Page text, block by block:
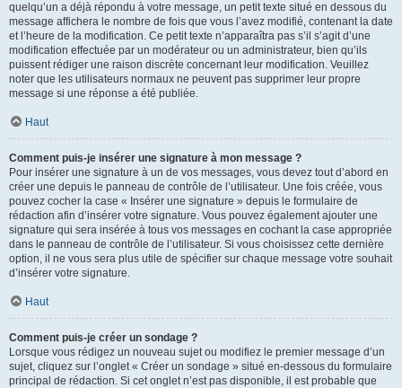
quelqu’un a déjà répondu à votre message, un petit texte situé en dessous du
message affichera le nombre de fois que vous l’avez modifié, contenant la date
et l’heure de la modification. Ce petit texte n’apparaîtra pas s’il s’agit d’une
modification effectuée par un modérateur ou un administrateur, bien qu’ils
puissent rédiger une raison discrète concernant leur modification. Veuillez
noter que les utilisateurs normaux ne peuvent pas supprimer leur propre
message si une réponse a été publiée.
Haut
Comment puis-je insérer une signature à mon message ?
Pour insérer une signature à un de vos messages, vous devez tout d’abord en
créer une depuis le panneau de contrôle de l’utilisateur. Une fois créée, vous
pouvez cocher la case « Insérer une signature » depuis le formulaire de
rédaction afin d’insérer votre signature. Vous pouvez également ajouter une
signature qui sera insérée à tous vos messages en cochant la case appropriée
dans le panneau de contrôle de l’utilisateur. Si vous choisissez cette dernière
option, il ne vous sera plus utile de spécifier sur chaque message votre souhait
d’insérer votre signature.
Haut
Comment puis-je créer un sondage ?
Lorsque vous rédigez un nouveau sujet ou modifiez le premier message d’un
sujet, cliquez sur l’onglet « Créer un sondage » situé en-dessous du formulaire
principal de rédaction. Si cet onglet n’est pas disponible, il est probable que